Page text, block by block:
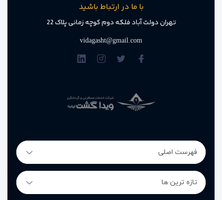
با ما در ارتباط باشید
تهران دولت آباد فلکه دوم کوچه زمانی پلاک 22
vidagasht@gmail.com
فهرست اصلی
تازه ترین ها